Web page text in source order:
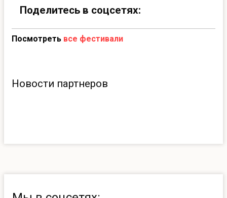
Поделитесь в соцсетях:
Посмотреть все фестивали
Новости партнеров